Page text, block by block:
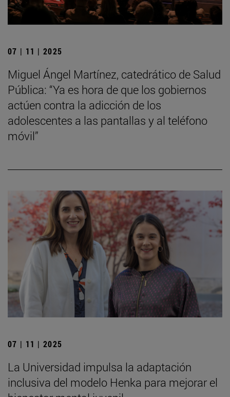
07 | 11 | 2025
Miguel Ángel Martínez, catedrático de Salud
Pública: “Ya es hora de que los gobiernos
actúen contra la adicción de los
adolescentes a las pantallas y al teléfono
móvil”
07 | 11 | 2025
La Universidad impulsa la adaptación
inclusiva del modelo Henka para mejorar el